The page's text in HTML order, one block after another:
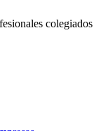
colegiados